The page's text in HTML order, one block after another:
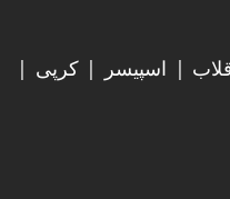
| اسپیسر | کرپی |